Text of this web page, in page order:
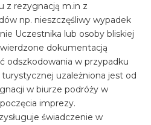
z rezygnacją m.in z
np. nieszczęśliwy wypadek
Uczestnika lub osoby bliskiej
dokumentacją
odszkodowania w przypadku
uzależniona jest od
w biurze podróży w
imprezy.
świadczenie w